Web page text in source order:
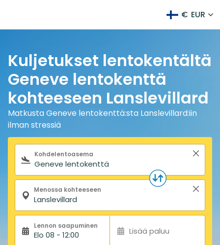
€ EUR
Kuljetukset lentokentältä
Geneve lentokenttä
kohteeseen Lanslevillard
Matkusta Geneve lentokenttä:sta Lanslevillard:iin
ilman stressiä
Hakulomake
Kohdelentoasema
Menossa kohteeseen
Lennon saapuminen
Elo 08 - 12:00 Lisää paluu